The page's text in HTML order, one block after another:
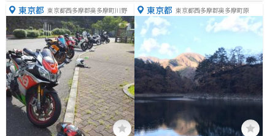
東京都 東京都西多摩郡奥多摩町川野 東京都 東京都西多摩郡奥多摩町原